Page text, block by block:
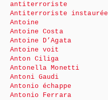
antiterroriste
Antiterroriste instaurée
Antoine
Antoine Costa
Antoine D’Agata
Antoine voit
Anton Ciliga
Antonella Monetti
Antoni Gaudi
Antonio échappe
Antonio Ferrara